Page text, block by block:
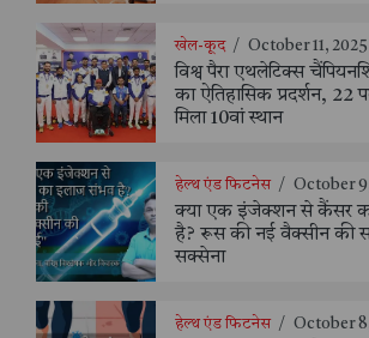
खेल-कूद / October 11, 2025
विश्व पैरा एथलेटिक्स
का ऐतिहासिक प्रदर्शन, 22
मिला 10वां स्थान
हेल्थ एंड फिटनेस / October
क्या एक इंजेक्शन से कैंसर
है? रूस की नई वैक्सीन की
सक्सेना
हेल्थ एंड फिटनेस / October